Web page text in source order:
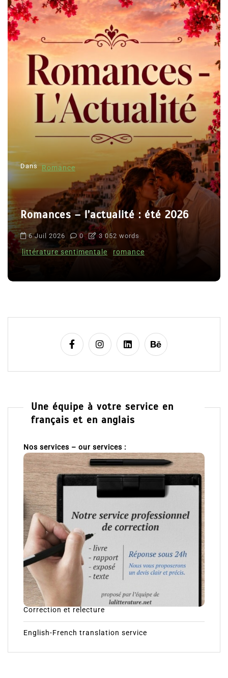
Dans Romance
Romances – l’actualité : été 2026
6 Juil 2026 0 3 052 words
littérature sentimentale romance
Une équipe à votre service en
français et en anglais
Nos services – our services :
Correction et relecture
English-French translation service